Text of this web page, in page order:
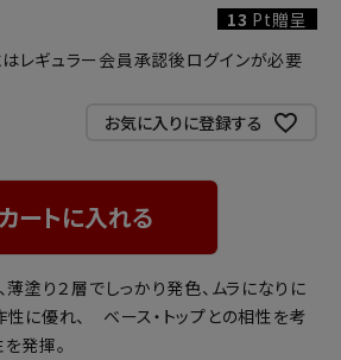
13 Pt贈呈
レギュラー会員承認後ログインが必要
お気に入りに登録する
カートに入れる
薄塗り２層でしっかり発色、ムラになりに
性に優れ、 ベース・トップとの相性を考
発揮。